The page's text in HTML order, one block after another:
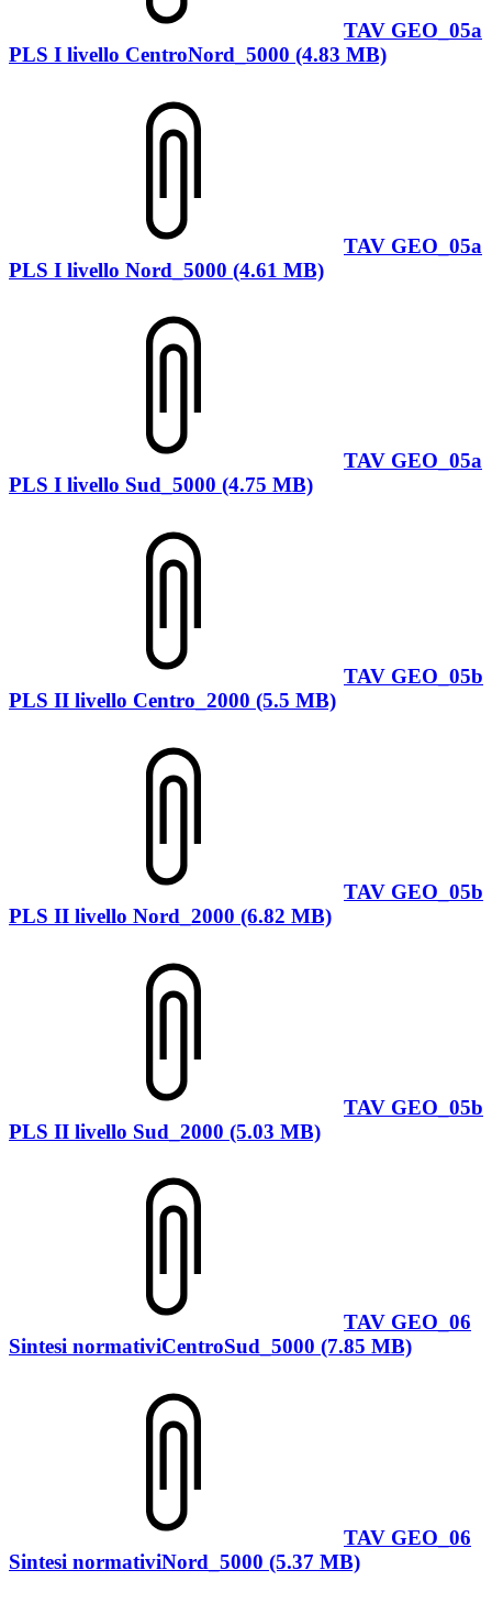
TAV GEO_05a
PLS I livello CentroNord_5000 (4.83 MB)
TAV GEO_05a
PLS I livello Nord_5000 (4.61 MB)
TAV GEO_05a
PLS I livello Sud_5000 (4.75 MB)
TAV GEO_05b
PLS II livello Centro_2000 (5.5 MB)
TAV GEO_05b
PLS II livello Nord_2000 (6.82 MB)
TAV GEO_05b
PLS II livello Sud_2000 (5.03 MB)
TAV GEO_06
Sintesi normativiCentroSud_5000 (7.85 MB)
TAV GEO_06
Sintesi normativiNord_5000 (5.37 MB)